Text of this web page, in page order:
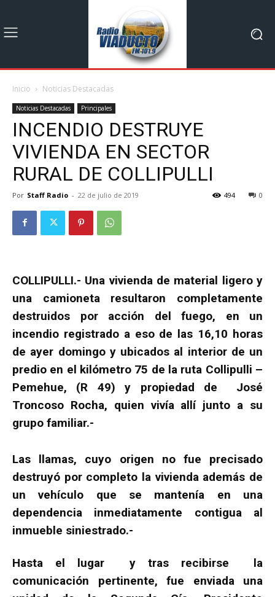
Inicio Noticias Destacadas
Noticias Destacadas Principales
INCENDIO DESTRUYE
VIVIENDA EN SECTOR
RURAL DE COLLIPULLI
Por Staff Radio - 22 de julio de 2019 0
494
COLLIPULLI.- Una vivienda de material ligero y
una camioneta resultaron completamente
destruidos por acción del fuego, en un
incendio registrado a eso de las 16,10 horas
de ayer domingo y ubicados al interior de un
predio en el kilómetro 75 de la ruta Collipulli –
Pemehue, (R 49) y propiedad de José
Troncoso Rocha, quien vivía allí junto a su
grupo familiar.-
Las llamas, cuyo origen no fue precisado
destruyó por completo la vivienda además de
un vehículo que se mantenía en una
dependencia inmediatamente contigua al
inmueble siniestrado.-
Hasta el lugar y tras recibirse la
comunicación pertinente, fue enviada una